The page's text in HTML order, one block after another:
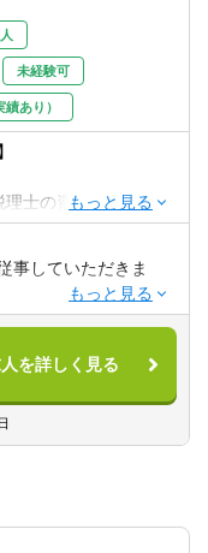
紹介
立ち情報
未経験可
あり）
士の資格をお持ちの
る方（M&A業界、監
ど）
ザー実務経験
てM&Aアドバイザー
ションの実務経験が
ションを取りにいけ
事していただきま
ける会計・税務等に関
ト（同席・同行あり
キームの検討・提案
務内容の調査等
を詳しく見る